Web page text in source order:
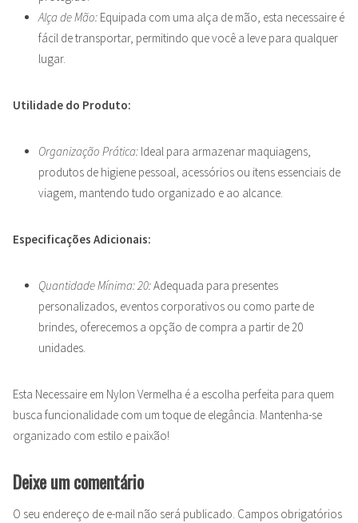
Alça de Mão: Equipada com uma alça de mão, esta necessaire é
fácil de transportar, permitindo que você a leve para qualquer
lugar.
Utilidade do Produto:
Organização Prática: Ideal para armazenar maquiagens,
produtos de higiene pessoal, acessórios ou itens essenciais de
viagem, mantendo tudo organizado e ao alcance.
Especificações Adicionais:
Quantidade Mínima: 20:Adequada para presentes
personalizados, eventos corporativos ou como parte de
brindes, oferecemos a opção de compra a partir de 20
unidades.
Esta Necessaire em Nylon Vermelha é a escolha perfeita para quem
busca funcionalidade com um toque de elegância. Mantenha-se
organizado com estilo e paixão!
Deixe um comentário
O seu endereço de e-mail não será publicado. Campos obrigatórios